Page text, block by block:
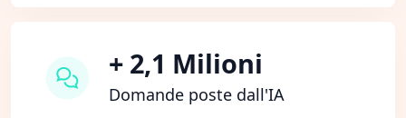
+ 2,1 Milioni
Domande poste dall'IA